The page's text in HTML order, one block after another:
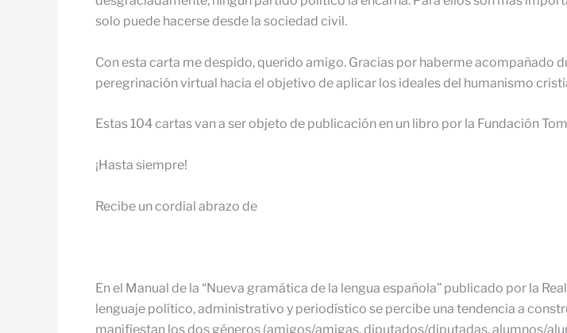
solo puede hacerse desde la sociedad civil.
Con esta carta me despido, querido amigo. Gracias por haberme acompañado
peregrinación virtual hacia el objetivo de aplicar los ideales del humanismo
Estas 104 cartas van a ser objeto de publicación en un libro por la Fundación
¡Hasta siempre!
Recibe un cordial abrazo de
En el Manual de la “Nueva gramática de la lengua española” publicado por la
lenguaje político, administrativo y periodístico se percibe una tendencia a
manifiestan los dos géneros (amigos/amigas, diputados/diputadas, alumnos/